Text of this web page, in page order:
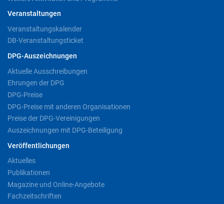
Veranstaltungen
Veranstaltungskalender
DB-Veranstaltungsticket
DPG-Auszeichnungen
Aktuelle Ausschreibungen
Ehrungen der DPG
DPG-Preise
DPG-Preise mit anderen Organisationen
Preise der DPG-Vereinigungen
Auszeichnungen mit DPG-Beteiligung
Veröffentlichungen
Aktuelles
Publikationen
Magazine und Online-Angebote
Fachzeitschriften